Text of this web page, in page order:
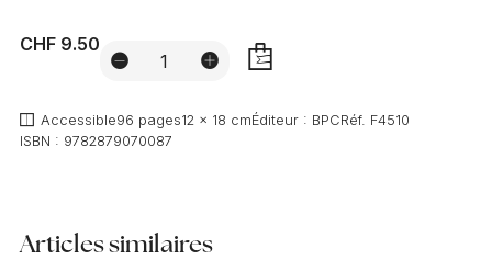
CHF 9.50
Accessible96 pages12 x 18 cmÉditeur : BPCRéf. F4510
ISBN : 9782879070087
Articles similaires